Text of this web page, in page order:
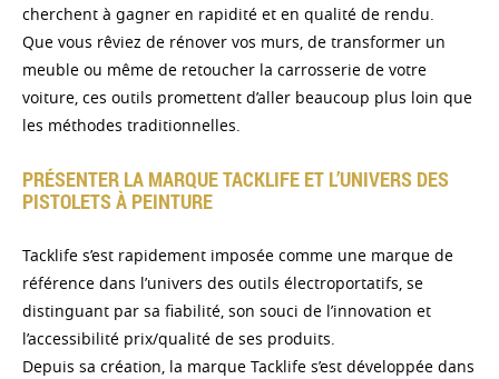
cherchent à gagner en rapidité et en qualité de rendu.
Que vous rêviez de rénover vos murs, de transformer un
meuble ou même de retoucher la carrosserie de votre
voiture, ces outils promettent d’aller beaucoup plus loin que
les méthodes traditionnelles.
PRÉSENTER LA MARQUE TACKLIFE ET L’UNIVERS DES
PISTOLETS À PEINTURE
Tacklife s’est rapidement imposée comme une marque de
référence dans l’univers des outils électroportatifs, se
distinguant par sa fiabilité, son souci de l’innovation et
l’accessibilité prix/qualité de ses produits.
Depuis sa création, la marque Tacklife s’est développée dans